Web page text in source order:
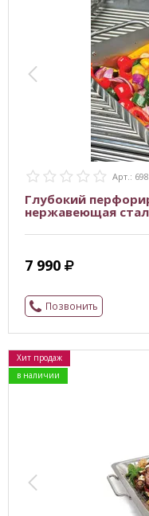
Арт.:
Глубокий
нержавеющая
7 990
Позвонить
Хит продаж
в наличии